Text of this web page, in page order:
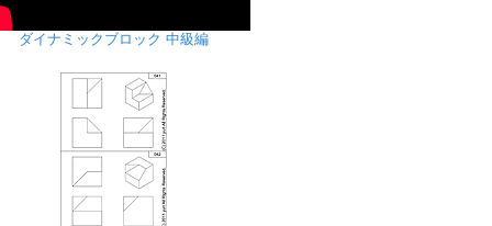
ダイナミックブロック 中級編